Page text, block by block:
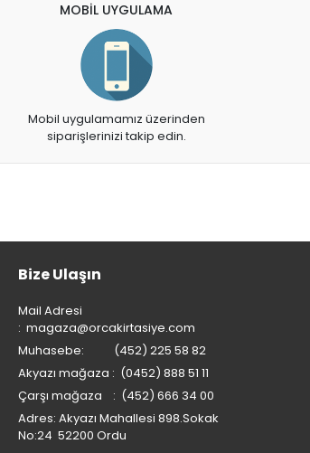
MOBİL UYGULAMA
Mobil uygulamamız üzerinden
siparişlerinizi takip edin.
Bize Ulaşın
Mail Adresi
: magaza@orcakirtasiye.com
Muhasebe: (452) 225 58 82
Akyazı mağaza : (0452) 888 51 11
Çarşı mağaza : (452) 666 34 00
Adres: Akyazı Mahallesi 898.Sokak
No:24 52200 Ordu